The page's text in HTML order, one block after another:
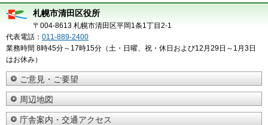
札幌市清田区役所
〒004-8613 札幌市清田区平岡1条1丁目2-1
代表電話： 011-889-2400
業務時間 8時45分～17時15分（土・日曜、祝・休日および12月29日～1月3日
はお休み）
ご意見・ご要望
周辺地図
庁舎案内・交通アクセス